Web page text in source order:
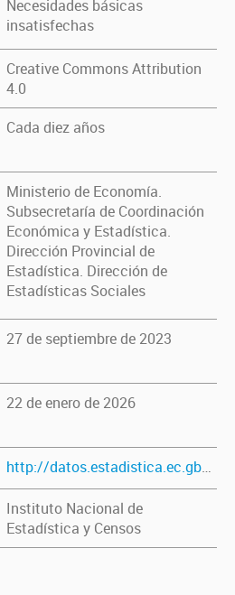
Necesidades básicas
insatisfechas
Creative Commons Attribution
4.0
Cada diez años
Ministerio de Economía.
Subsecretaría de Coordinación
Económica y Estadística.
Dirección Provincial de
Estadística. Dirección de
Estadísticas Sociales
27 de septiembre de 2023
22 de enero de 2026
http://datos.estadistica.ec.gba.gov.ar/dataset/poblacion-con-necesidades-basicas-insatisfechas-n-b-i
Instituto Nacional de
Estadística y Censos